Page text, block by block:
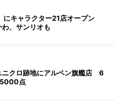
にキャラクター21店オープン
、サンリオも
ニクロ跡地にアルペン旗艦店 6
5000点